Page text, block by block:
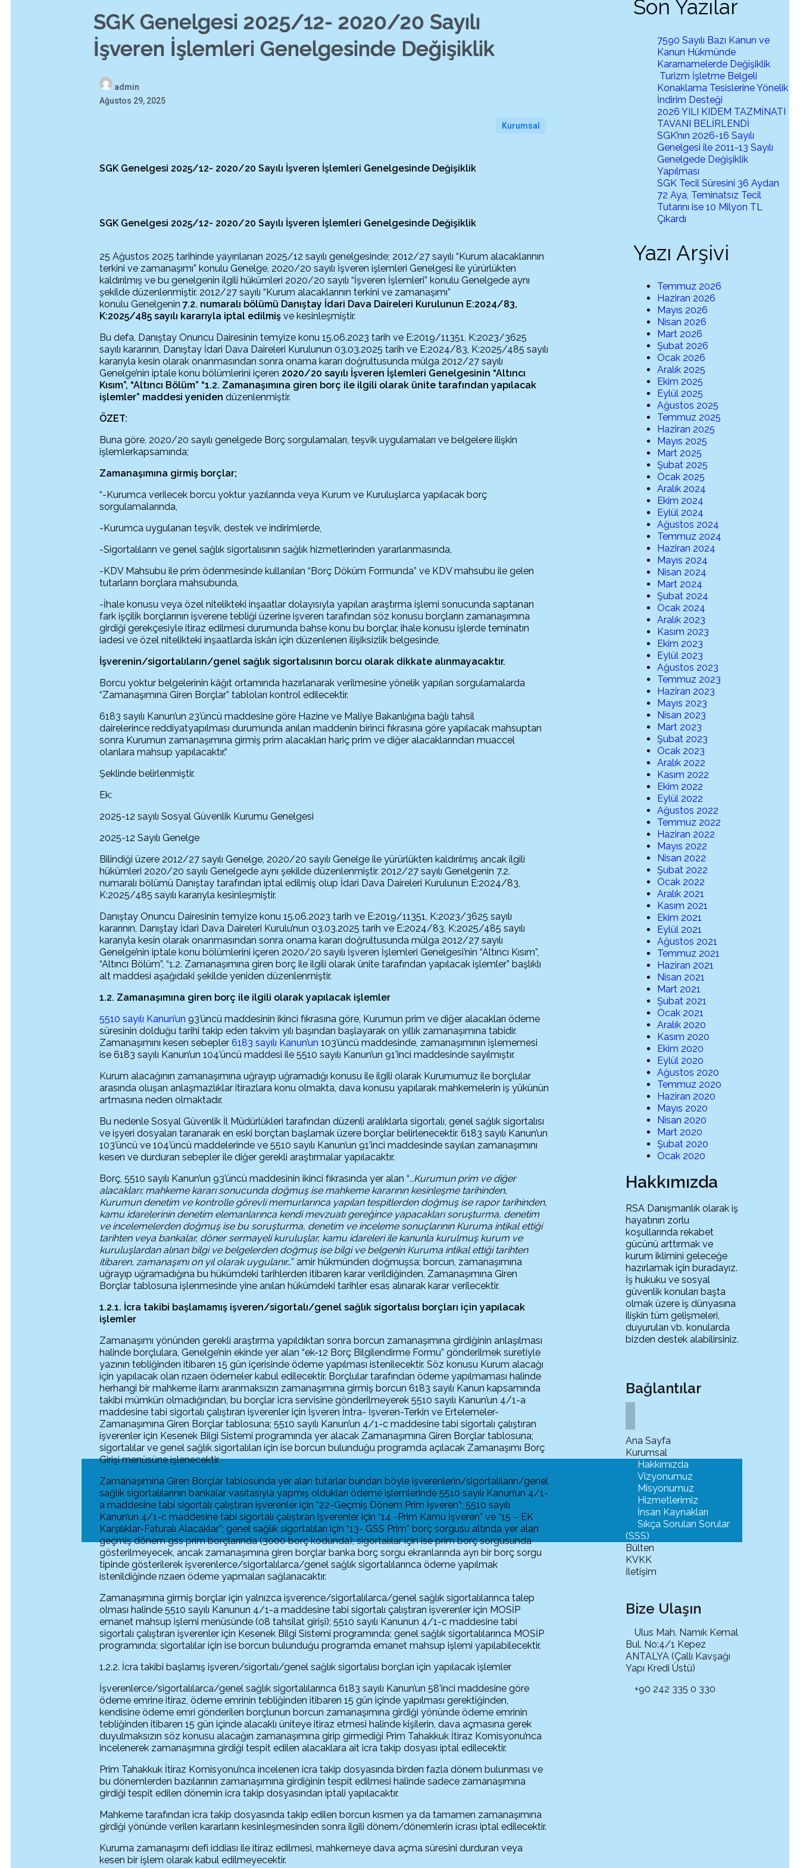
SGK Genelgesi 2025/12- 2020/20 Sayılı
İşveren İşlemleri Genelgesinde Değişiklik
admin
Ağustos 29, 2025
Kurumsal
SGK Genelgesi 2025/12- 2020/20 Sayılı İşveren İşlemleri Genelgesinde Değişiklik
SGK Genelgesi 2025/12- 2020/20 Sayılı İşveren İşlemleri Genelgesinde Değişiklik
25 Ağustos 2025 tarihinde yayınlanan 2025/12 sayılı genelgesinde; 2012/27 sayılı “Kurum alacaklarının
terkini ve zamanaşımı” konulu Genelge, 2020/20 sayılı İşveren işlemleri Genelgesi ile yürürlükten
kaldırılmış ve bu genelgenin ilgili hükümleri 2020/20 sayılı “İşveren İşlemleri” konulu Genelgede aynı
şekilde düzenlenmiştir. 2012/27 sayılı “Kurum alacaklarının terkini ve zamanaşımı”
konulu Genelgenin7.2. numaralı bölümü Danıştay İdari Dava Daireleri Kurulunun E:2024/83,
K:2025/485 sayılı kararıyla iptal edilmiş ve kesinleşmiştir.
Bu defa, Danıştay Onuncu Dairesinin temyize konu 15.06.2023 tarih ve E:2019/11351, K:2023/3625
sayılı kararının, Danıştay İdari Dava Daireleri Kurulunun 03.03.2025 tarih ve E:2024/83, K:2025/485 sayılı
kararıyla kesin olarak onanmasından sonra onama kararı doğrultusunda mülga 2012/27 sayılı
Genelge’nin iptale konu bölümlerini içeren 2020/20 sayılı İşveren İşlemleri Genelgesinin “Altıncı
Kısım”, “Altıncı Bölüm” “1.2. Zamanaşımına giren borç ile ilgili olarak ünite tarafından yapılacak
işlemler” maddesiyenidendüzenlenmiştir.
ÖZET:
Buna göre, 2020/20 sayılı genelgede Borç sorgulamaları, teşvik uygulamaları ve belgelere ilişkin
işlemlerkapsamında;
Zamanaşımına girmiş borçlar;
“-Kurumca verilecek borcu yoktur yazılarında veya Kurum ve Kuruluşlarca yapılacak borç
sorgulamalarında,
-Kurumca uygulanan teşvik, destek ve indirimlerde,
-Sigortalıların ve genel sağlık sigortalısının sağlık hizmetlerinden yararlanmasında,
-KDV Mahsubu ile prim ödenmesinde kullanılan “Borç Döküm Formunda” ve KDV mahsubu ile gelen
tutarların borçlara mahsubunda,
-İhale konusu veya özel nitelikteki inşaatlar dolayısıyla yapılan araştırma işlemi sonucunda saptanan
fark işçilik borçlarının işverene tebliği üzerine işveren tarafından söz konusu borçların zamanaşımına
girdiği gerekçesiyle itiraz edilmesi durumunda bahse konu bu borçlar, ihale konusu işlerde teminatın
iadesi ve özel nitelikteki inşaatlarda iskân için düzenlenen ilişiksizlik belgesinde,
İşverenin/sigortalıların/genel sağlık sigortalısının borcu olarak dikkate alınmayacaktır.
Borcu yoktur belgelerinin kâğıt ortamında hazırlanarak verilmesine yönelik yapılan sorgulamalarda
“Zamanaşımına Giren Borçlar” tabloları kontrol edilecektir.
6183 sayılı Kanun’un 23’üncü maddesine göre Hazine ve Maliye Bakanlığına bağlı tahsil
dairelerince reddiyatyapılması durumunda anılan maddenin birinci fıkrasına göre yapılacak mahsuptan
sonra Kurumun zamanaşımına girmiş prim alacakları hariç prim ve diğer alacaklarından muaccel
olanlara mahsup yapılacaktır.”
Şeklinde belirlenmiştir.
Ek:
2025-12 sayılı Sosyal Güvenlik Kurumu Genelgesi
​​​​​2025-12 Sayılı Genelge
Bilindiği üzere 2012/27 sayılı Genelge, 2020/20 sayılı Genelge ile yürürlükten kaldırılmış ancak ilgili
hükümleri 2020/20 sayılı Genelgede aynı şekilde düzenlenmiştir. 2012/27 sayılı Genelgenin 7.2.
numaralı bölümü Danıştay tarafından iptal edilmiş olup İdari Dava Daireleri Kurulunun E:2024/83,
K:2025/485 sayılı kararıyla kesinleşmiştir.
Danıştay Onuncu Dairesinin temyize konu 15.06.2023 tarih ve E:2019/11351, K:2023/3625 sayılı
kararının, Danıştay İdari Dava Daireleri Kurulu’nun 03.03.2025 tarih ve E:2024/83, K:2025/485 sayılı
kararıyla kesin olarak onanmasından sonra onama kararı doğrultusunda mülga 2012/27 sayılı
Genelge’nin iptale konu bölümlerini içeren 2020/20 sayılı İşveren İşlemleri Genelgesi’nin “Altıncı Kısım”,
“Altıncı Bölüm”, “1.2. Zamanaşımına giren borç ile ilgili olarak ünite tarafından yapılacak işlemler” başlıklı
alt maddesi aşağıdaki şekilde yeniden düzenlenmiştir.
1.2. Zamanaşımına giren borç ile ilgili olarak yapılacak işlemler
5510 sayılı Kanun’un 93’üncü maddesinin ikinci fıkrasına göre, Kurumun prim ve diğer alacakları ödeme
süresinin dolduğu tarihi takip eden takvim yılı başından başlayarak on yıllık zamanaşımına tabidir.
Zamanaşımını kesen sebepler6183 sayılı Kanun’un 103’üncü maddesinde, zamanaşımının işlememesi
ise 6183 sayılı Kanun’un 104’üncü maddesi ile 5510 sayılı Kanun’un 91’inci maddesinde sayılmıştır.
Kurum alacağının zamanaşımına uğrayıp uğramadığı konusu ile ilgili olarak Kurumumuz ile borçlular
arasında oluşan anlaşmazlıklar itirazlara konu olmakta, dava konusu yapılarak mahkemelerin iş yükünün
artmasına neden olmaktadır.
Bu nedenle Sosyal Güvenlik İl Müdürlükleri tarafından düzenli aralıklarla sigortalı, genel sağlık sigortalısı
ve işyeri dosyaları taranarak en eski borçtan başlamak üzere borçlar belirlenecektir. 6183 sayılı Kanun’un
103’üncü ve 104’üncü maddelerinde ve 5510 sayılı Kanun’un 91’inci maddesinde sayılan zamanaşımını
kesen ve durduran sebepler ile diğer gerekli araştırmalar yapılacaktır.
Borç, 5510 sayılı Kanun’un 93’üncü maddesinin ikinci fıkrasında yer alan “…Kurumun prim ve diğer
alacakları; mahkeme kararı sonucunda doğmuş ise mahkeme kararının kesinleşme tarihinden,
Kurumun denetim ve kontrolle görevli memurlarınca yapılan tespitlerden doğmuş ise rapor tarihinden,
kamu idarelerinin denetim elemanlarınca kendi mevzuatı gereğince yapacakları soruşturma, denetim
ve incelemelerden doğmuş ise bu soruşturma, denetim ve inceleme sonuçlarının Kuruma intikal ettiği
tarihten veya bankalar, döner sermayeli kuruluşlar, kamu idareleri ile kanunla kurulmuş kurum ve
kuruluşlardan alınan bilgi ve belgelerden doğmuş ise bilgi ve belgenin Kuruma intikal ettiği tarihten
itibaren, zamanaşımı on yıl olarak uygulanır…” amir hükmünden doğmuşsa; borcun, zamanaşımına
uğrayıp uğramadığına bu hükümdeki tarihlerden itibaren karar verildiğinden, Zamanaşımına Giren
Borçlar tablosuna işlenmesinde yine anılan hükümdeki tarihler esas alınarak karar verilecektir.
1.2.1. İcra takibi başlamamış işveren/sigortalı/genel sağlık sigortalısı borçları için yapılacak
işlemler
Zamanaşımı yönünden gerekli araştırma yapıldıktan sonra borcun zamanaşımına girdiğinin anlaşılması
halinde borçlulara, Genelge’nin ekinde yer alan “ek-12 Borç Bilgilendirme Formu” gönderilmek suretiyle
yazının tebliğinden itibaren 15 gün içerisinde ödeme yapılması istenilecektir. Söz konusu Kurum alacağı
için yapılacak olan rızaen ödemeler kabul edilecektir. Borçlular tarafından ödeme yapılmaması halinde
herhangi bir mahkeme ilamı aranmaksızın zamanaşımına girmiş borcun 6183 sayılı Kanun kapsamında
takibi mümkün olmadığından, bu borçlar icra servisine gönderilmeyerek 5510 sayılı Kanun’un 4/1-a
maddesine tabi sigortalı çalıştıran işverenler için İşveren İntra- İşveren-Terkin ve Ertelemeler-
Zamanaşımına Giren Borçlar tablosuna; 5510 sayılı Kanun’un 4/1-c maddesine tabi sigortalı çalıştıran
işverenler için Kesenek Bilgi Sistemi programında yer alacak Zamanaşımına Giren Borçlar tablosuna;
sigortalılar ve genel sağlık sigortalıları için ise borcun bulunduğu programda açılacak Zamanaşımı Borç
Girişi menüsüne işlenecektir.
Zamanaşımına Giren Borçlar tablosunda yer alan tutarlar bundan böyle işverenlerin/sigortalıların/genel
sağlık sigortalılarının bankalar vasıtasıyla yapmış oldukları ödeme işlemlerinde 5510 sayılı Kanun’un 4/1-
a maddesine tabi sigortalı çalıştıran işverenler için “22-Geçmiş Dönem Prim İşveren”; 5510 sayılı
Kanun’un 4/1-c maddesine tabi sigortalı çalıştıran işverenler için “14 -Prim Kamu İşveren” ve “15 – EK
Karşılıklar-Faturalı Alacaklar”; genel sağlık sigortalıları için “13- GSS Prim” borç sorgusu altında yer alan
geçmiş dönem gss prim borçlarında (3000 borç kodunda); sigortalılar için ise prim borç sorgusunda
gösterilmeyecek, ancak zamanaşımına giren borçlar banka borç sorgu ekranlarında ayrı bir borç sorgu
tipinde gösterilerek işverenlerce/sigortalılarca/genel sağlık sigortalılarınca ödeme yapılmak
istenildiğinde rızaen ödeme yapmaları sağlanacaktır.
Zamanaşımına girmiş borçlar için yalnızca işverence/sigortalılarca/genel sağlık sigortalılarınca talep
olması halinde 5510 sayılı Kanunun 4/1-a maddesine tabi sigortalı çalıştıran işverenler için MOSİP
emanet mahsup işlemi menüsünde (08 tahsilat girişi); 5510 sayılı Kanunun 4/1-c maddesine tabi
sigortalı çalıştıran işverenler için Kesenek Bilgi Sistemi programında; genel sağlık sigortalılarınca MOSİP
programında; sigortalılar için ise borcun bulunduğu programda emanet mahsup işlemi yapılabilecektir.
1.2.2. İcra takibi başlamış işveren/sigortalı/genel sağlık sigortalısı borçları için yapılacak işlemler
İşverenlerce/sigortalılarca/genel sağlık sigortalılarınca 6183 sayılı Kanun’un 58’inci maddesine göre
ödeme emrine itiraz, ödeme emrinin tebliğinden itibaren 15 gün içinde yapılması gerektiğinden,
kendisine ödeme emri gönderilen borçlunun borcun zamanaşımına girdiği yönünde ödeme emrinin
tebliğinden itibaren 15 gün içinde alacaklı üniteye itiraz etmesi halinde kişilerin, dava açmasına gerek
duyulmaksızın söz konusu alacağın zamanaşımına girip girmediği Prim Tahakkuk İtiraz Komisyonu’nca
incelenerek zamanaşımına girdiği tespit edilen alacaklara ait icra takip dosyası iptal edilecektir.
Prim Tahakkuk İtiraz Komisyonu’nca incelenen icra takip dosyasında birden fazla dönem bulunması ve
bu dönemlerden bazılarının zamanaşımına girdiğinin tespit edilmesi halinde sadece zamanaşımına
girdiği tespit edilen dönemin icra takip dosyasından iptali yapılacaktır.
Mahkeme tarafından icra takip dosyasında takip edilen borcun kısmen ya da tamamen zamanaşımına
girdiği yönünde verilen kararların kesinleşmesinden sonra ilgili dönem/dönemlerin icrası iptal edilecektir.
Kuruma zamanaşımı defi iddiası ile itiraz edilmesi, mahkemeye dava açma süresini durduran veya
kesen bir işlem olarak kabul edilmeyecektir.
Son Yazılar
7590 Sayılı Bazı Kanun ve
Kanun Hükmünde
Kararnamelerde Değişiklik
Turizm İşletme Belgeli
Konaklama Tesislerine Yönelik
İndirim Desteği
2026 YILI KIDEM TAZMİNATI
TAVANI BELİRLENDİ
SGK’nın 2026-16 Sayılı
Genelgesi ile 2011-13 Sayılı
Genelgede Değişiklik
Yapılması
SGK Tecil Süresini 36 Aydan
72 Aya, Teminatsız Tecil
Tutarını ise 10 Milyon TL
Çıkardı
Yazı Arşivi
Temmuz 2026
Haziran 2026
Mayıs 2026
Nisan 2026
Mart 2026
Şubat 2026
Ocak 2026
Aralık 2025
Ekim 2025
Eylül 2025
Ağustos 2025
Temmuz 2025
Haziran 2025
Mayıs 2025
Mart 2025
Şubat 2025
Ocak 2025
Aralık 2024
Ekim 2024
Eylül 2024
Ağustos 2024
Temmuz 2024
Haziran 2024
Mayıs 2024
Nisan 2024
Mart 2024
Şubat 2024
Ocak 2024
Aralık 2023
Kasım 2023
Ekim 2023
Eylül 2023
Ağustos 2023
Temmuz 2023
Haziran 2023
Mayıs 2023
Nisan 2023
Mart 2023
Şubat 2023
Ocak 2023
Aralık 2022
Kasım 2022
Ekim 2022
Eylül 2022
Ağustos 2022
Temmuz 2022
Haziran 2022
Mayıs 2022
Nisan 2022
Şubat 2022
Ocak 2022
Aralık 2021
Kasım 2021
Ekim 2021
Eylül 2021
Ağustos 2021
Temmuz 2021
Haziran 2021
Nisan 2021
Mart 2021
Şubat 2021
Ocak 2021
Aralık 2020
Kasım 2020
Ekim 2020
Eylül 2020
Ağustos 2020
Temmuz 2020
Haziran 2020
Mayıs 2020
Nisan 2020
Mart 2020
Şubat 2020
Ocak 2020
Hakkımızda
RSA Danışmanlık olarak iş
hayatının zorlu
koşullarında rekabet
gücünü arttırmak ve
kurum iklimini geleceğe
hazırlamak için buradayız.
İş hukuku ve sosyal
güvenlik konuları başta
olmak üzere iş dünyasına
ilişkin tüm gelişmeleri,
duyuruları vb. konularda
bizden destek alabilirsiniz.
Bağlantılar
Ana Sayfa
Kurumsal
Hakkımızda
Vizyonumuz
Misyonumuz
Hizmetlerimiz
İnsan Kaynakları
Sıkça Sorulan Sorular
(SSS)
Bülten
KVKK
İletişim
Bize Ulaşın
Ulus Mah. Namık Kemal
Bul. No:4/1 Kepez
ANTALYA (Çallı Kavşağı
Yapı Kredi Üstü)
+90 242 335 0 330